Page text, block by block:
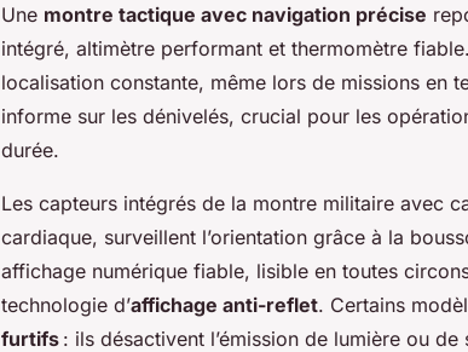
Une montre tactique avec navigation précise
intégré, altimètre performant et thermomètre
localisation constante, même lors de missions en
informe sur les dénivelés, crucial pour les
durée.
Les capteurs intégrés de la montre militaire avec
cardiaque, surveillent l’orientation grâce à la
affichage numérique fiable, lisible en toutes
technologie d’affichage anti-reflet. Certains
furtifs : ils désactivent l’émission de lumière ou